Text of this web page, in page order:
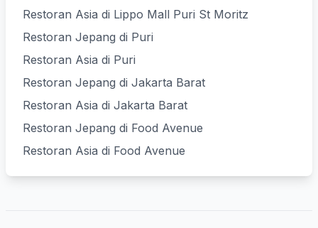
Restoran Asia di Lippo Mall Puri St Moritz
Restoran Jepang di Puri
Restoran Asia di Puri
Restoran Jepang di Jakarta Barat
Restoran Asia di Jakarta Barat
Restoran Jepang di Food Avenue
Restoran Asia di Food Avenue